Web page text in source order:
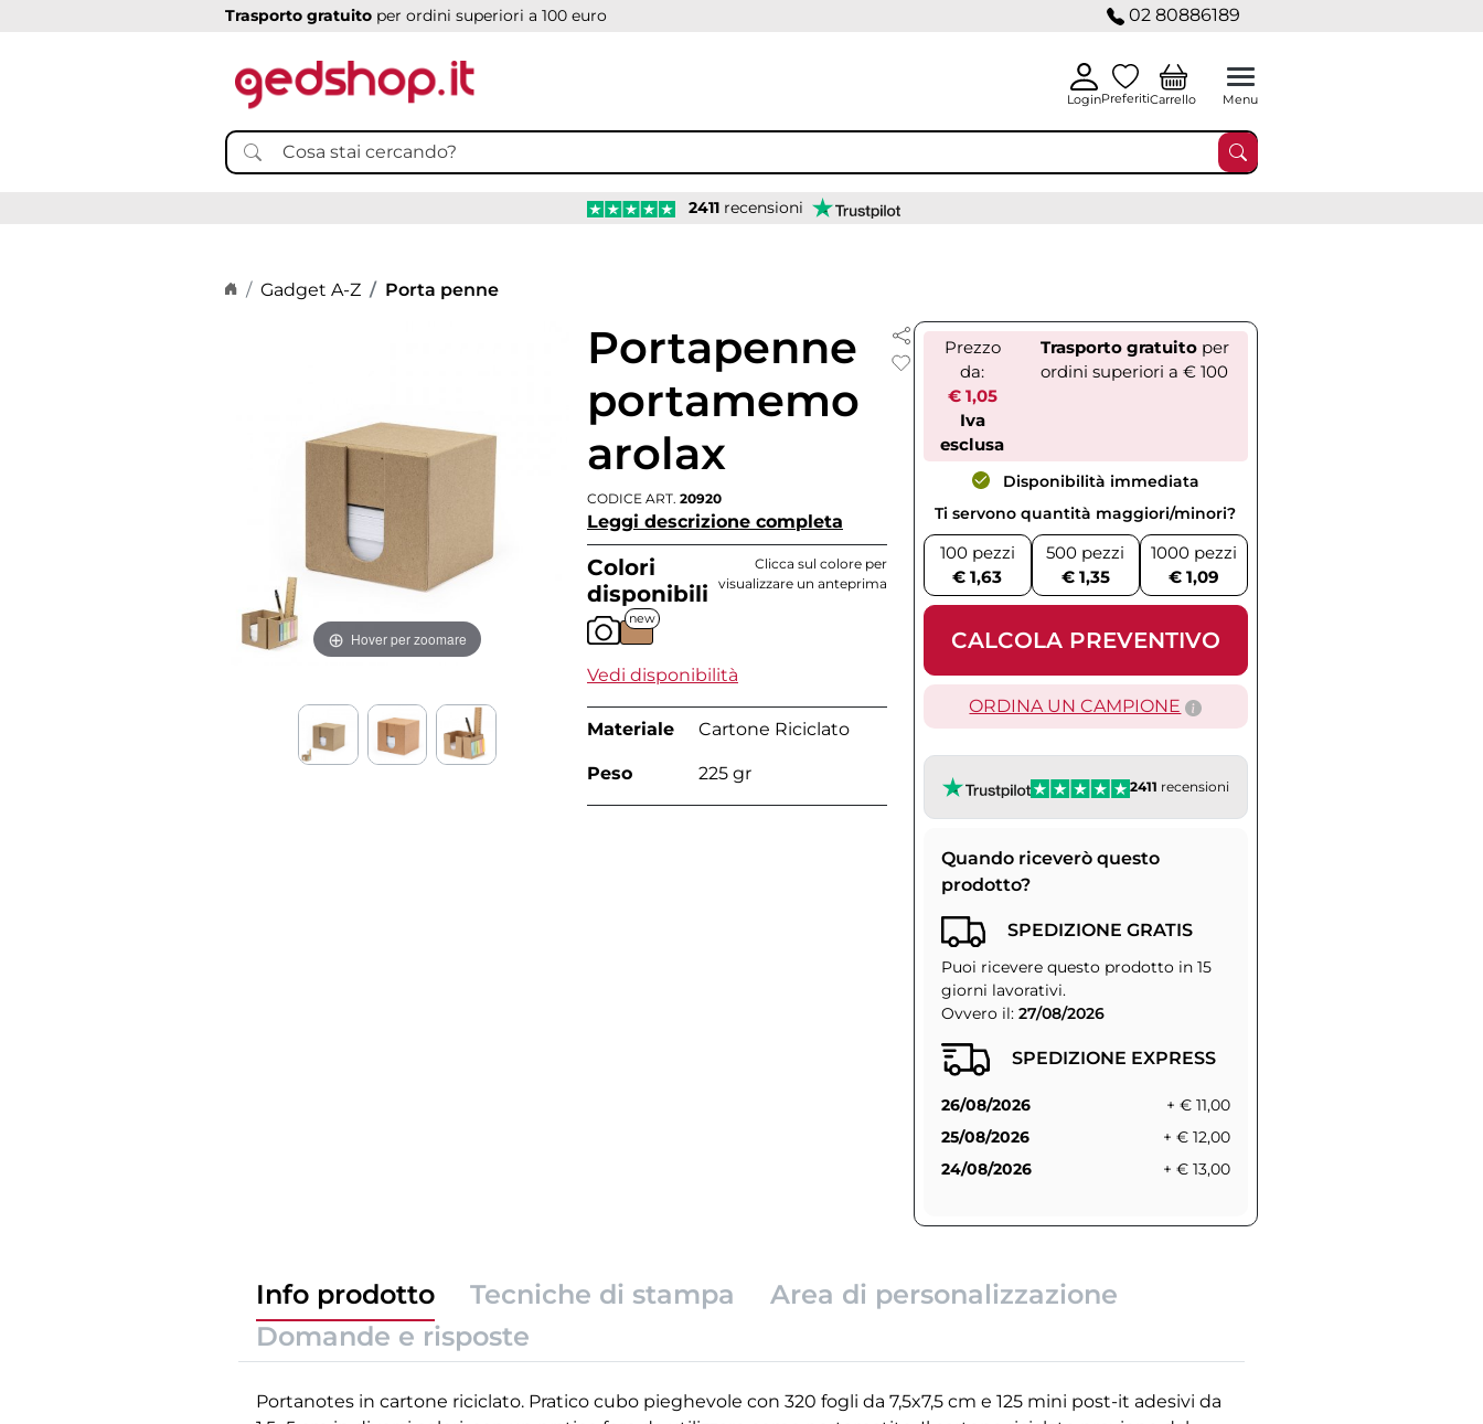
Trasporto gratuito per ordini superiori a 100 euro 02 80886189
LoginPreferitiCarrello Menu
2411 recensioni
Home page
Gadget A-Z Porta penne
Hover per zoomare
Portapenne
portamemo
arolax
CODICE ART. 20920
Leggi descrizione completa
Colori
disponibili
Clicca sul colore per
visualizzare un anteprima
new
Vedi disponibilità
Materiale Cartone Riciclato
Peso 225 gr
Prezzo
da:
€ 1,05
Iva
esclusa
Trasporto gratuitoper
ordini superiori a € 100
Disponibilità immediata
Ti servono quantità maggiori/minori?
100 pezzi
€ 1,63
500 pezzi
€ 1,35
1000 pezzi
€ 1,09
CALCOLA PREVENTIVO
ORDINA UN CAMPIONE
2411 recensioni
Quando riceverò questo
prodotto?
SPEDIZIONE GRATIS
Puoi ricevere questo prodotto in 15
giorni lavorativi.
Ovvero il: 27/08/2026
SPEDIZIONE EXPRESS
26/08/2026
+ € 11,00
25/08/2026
+ € 12,00
24/08/2026
+ € 13,00
Info prodotto Tecniche di stampa
Area di personalizzazione
Domande e risposte
Portanotes in cartone riciclato. Pratico cubo pieghevole con 320 fogli da 7,5x7,5 cm e 125 mini post-it adesivi da